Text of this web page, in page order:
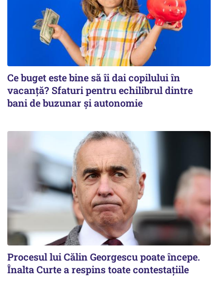
Ce buget este bine să îi dai copilului în
vacanță? Sfaturi pentru echilibrul dintre
bani de buzunar și autonomie
Procesul lui Călin Georgescu poate începe.
Înalta Curte a respins toate contestațiile